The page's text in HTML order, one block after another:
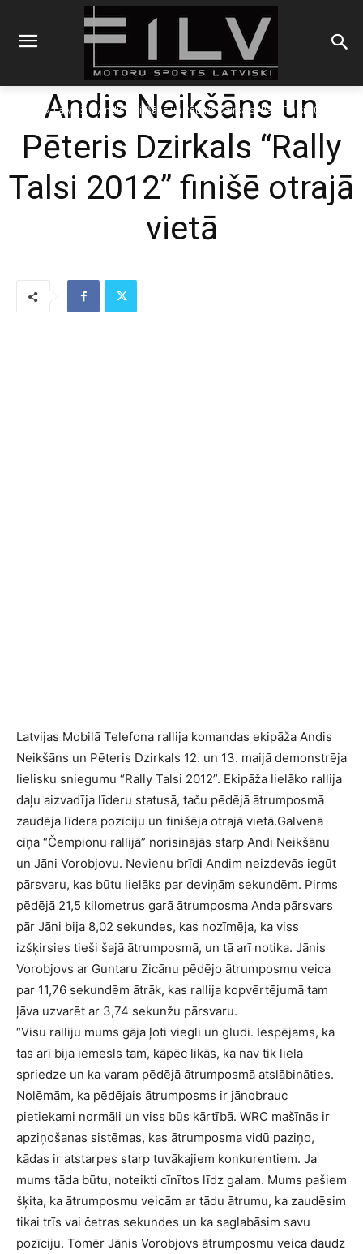
Latvieši
Andis Neikšāns un Pēteris Dzirkals "Rally Talsi 2012" finišē
Andis Neikšāns un
Pēteris Dzirkals “Rally
Talsi 2012” finišē otrajā
vietā
Latvijas Mobilā Telefona rallija komandas ekipāža Andis
Neikšāns un Pēteris Dzirkals 12. un 13. maijā demonstrēja
lielisku sniegumu “Rally Talsi 2012”. Ekipāža lielāko rallija
daļu aizvadīja līderu statusā, taču pēdējā ātrumposmā
zaudēja līdera pozīciju un finišēja otrajā vietā.Galvenā
cīņa “Čempionu rallijā” norisinājās starp Andi Neikšānu
un Jāni Vorobjovu. Nevienu brīdi Andim neizdevās iegūt
pārsvaru, kas būtu lielāks par deviņām sekundēm. Pirms
pēdējā 21,5 kilometrus garā ātrumposma Anda pārsvars
pār Jāni bija 8,02 sekundes, kas nozīmēja, ka viss
izšķirsies tieši šajā ātrumposmā, un tā arī notika. Jānis
Vorobjovs ar Guntaru Zicānu pēdējo ātrumposmu veica
par 11,76 sekundēm ātrāk, kas rallija kopvērtējumā tam
ļāva uzvarēt ar 3,74 sekunžu pārsvaru.
“Visu ralliju mums gāja ļoti viegli un gludi. Iespējams, ka
tas arī bija iemesls tam, kāpēc likās, ka nav tik liela
spriedze un ka varam pēdējā ātrumposmā atslābināties.
Nolēmām, ka pēdējais ātrumposms ir jānobrauc
pietiekami normāli un viss būs kārtībā. WRC mašīnās ir
apziņošanas sistēmas, kas ātrumposma vidū paziņo,
kādas ir atstarpes starp tuvākajiem konkurentiem. Ja
mums tāda būtu, noteikti cīnītos līdz galam. Mums pašiem
šķita, ka ātrumposmu veicām ar tādu ātrumu, ka zaudēsim
tikai trīs vai četras sekundes un ka saglabāsim savu
pozīciju. Tomēr Jānis Vorobjovs ātrumposmu veica daudz